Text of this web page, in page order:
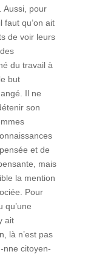
Aussi, pour
qu’on ait
de voir leurs
du travail à
but
Il ne
son
et de
mais
la mention
Pour
qu’une
ait
là n’est pas
nne citoyen-